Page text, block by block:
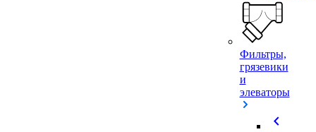
Фильтры,
грязевики
и
элеваторы
chevron_left